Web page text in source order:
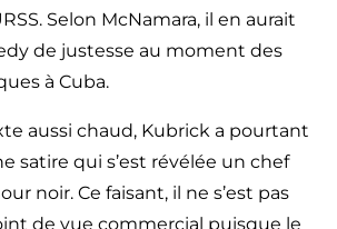
Selon McNamara, il en aurait
de justesse au moment des
à Cuba.
aussi chaud, Kubrick a pourtant
satire qui s’est révélée un chef
noir. Ce faisant, il ne s’est pas
de vue commercial puisque le